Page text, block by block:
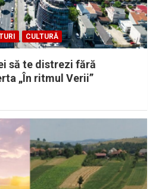
CULTURĂ
să te distrezi fără
„În ritmul Verii”